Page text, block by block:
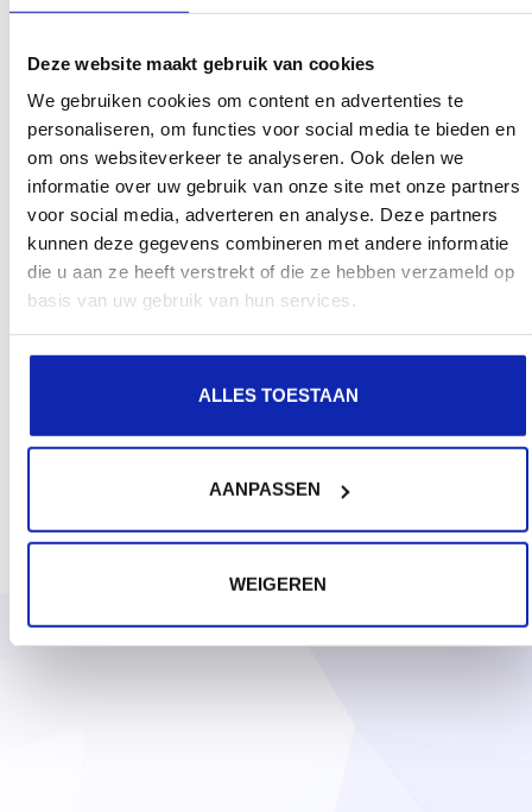
Deze website maakt gebruik van cookies
We gebruiken cookies om content en advertenties te
personaliseren, om functies voor social media te bieden en
om ons websiteverkeer te analyseren. Ook delen we
informatie over uw gebruik van onze site met onze partners
voor social media, adverteren en analyse. Deze partners
kunnen deze gegevens combineren met andere informatie
die u aan ze heeft verstrekt of die ze hebben verzameld op
basis van uw gebruik van hun services.
ALLES TOESTAAN
AANPASSEN
WEIGEREN